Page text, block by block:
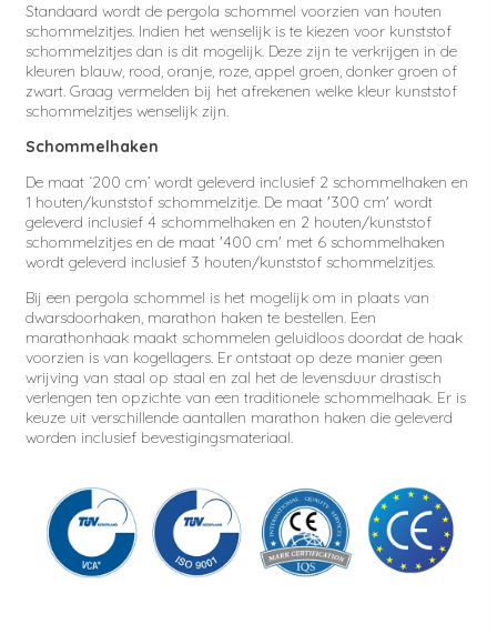
Standaard wordt de pergola schommel voorzien van houten
schommelzitjes. Indien het wenselijk is te kiezen voor kunststof
schommelzitjes dan is dit mogelijk. Deze zijn te verkrijgen in de
kleuren blauw, rood, oranje, roze, appel groen, donker groen of
zwart. Graag vermelden bij het afrekenen welke kleur kunststof
schommelzitjes wenselijk zijn.
Schommelhaken
De maat ‘200 cm’ wordt geleverd inclusief 2 schommelhaken en
1 houten/kunststof schommelzitje. De maat '300 cm' wordt
geleverd inclusief 4 schommelhaken en 2 houten/kunststof
schommelzitjes en de maat '400 cm' met 6 schommelhaken
wordt geleverd inclusief 3 houten/kunststof schommelzitjes.
Bij een pergola schommel is het mogelijk om in plaats van
dwarsdoorhaken, marathon haken te bestellen. Een
marathonhaak maakt schommelen geluidloos doordat de haak
voorzien is van kogellagers. Er ontstaat op deze manier geen
wrijving van staal op staal en zal het de levensduur drastisch
verlengen ten opzichte van een traditionele schommelhaak. Er is
keuze uit verschillende aantallen marathon haken die geleverd
worden inclusief bevestigingsmateriaal.